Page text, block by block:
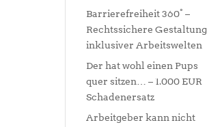
Barrierefreiheit 360° –
Rechtssichere Gestaltung
inklusiver Arbeitswelten
Der hat wohl einen Pups
quer sitzen… – 1.000 EUR
Schadenersatz
Arbeitgeber kann nicht